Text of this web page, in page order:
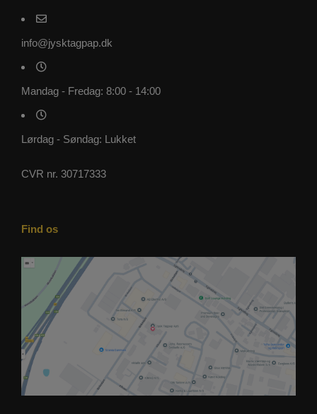
info@jysktagpap.dk
Mandag - Fredag: 8:00 - 14:00
Lørdag - Søndag: Lukket
CVR nr. 30717333
Find os